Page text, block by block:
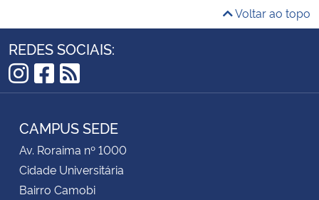
Voltar ao topo
REDES SOCIAIS:
Instagram
Facebook
RSS
CAMPUS SEDE
Av. Roraima nº 1000
Cidade Universitária
Bairro Camobi